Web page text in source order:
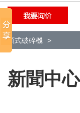
顎式破碎機
新聞中心